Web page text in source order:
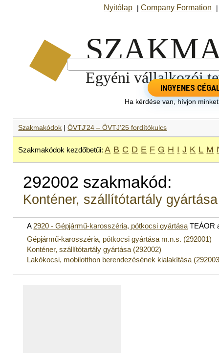
Nyitólap |Company Formation
INGYENES
Ha kérdése van, hívjon
Szakmakódok |ÖVTJ’24 – ÖVTJ’25 fordítókulcs
Szakmakódok kezdőbetűi: A B C D E F G H I J K L M
292002 szakmakód:
Konténer, szállítótartály gyártása
A 2920 - Gépjármű-karosszéria, pótkocsi gyártása TEÁOR
Gépjármű-karosszéria, pótkocsi gyártása m.n.s. (292001)
Konténer, szállítótartály gyártása (292002)
Lakókocsi, mobilotthon berendezésének kialakítása